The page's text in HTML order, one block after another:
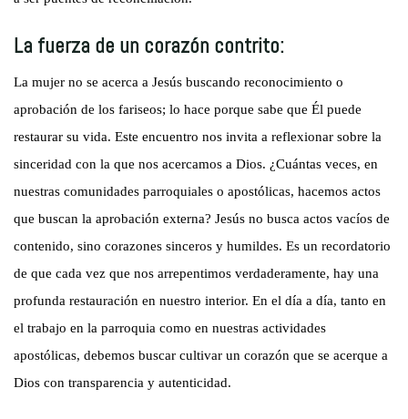
La fuerza de un corazón contrito:
La mujer no se acerca a Jesús buscando reconocimiento o
aprobación de los fariseos; lo hace porque sabe que Él puede
restaurar su vida. Este encuentro nos invita a reflexionar sobre la
sinceridad con la que nos acercamos a Dios. ¿Cuántas veces, en
nuestras comunidades parroquiales o apostólicas, hacemos actos
que buscan la aprobación externa? Jesús no busca actos vacíos de
contenido, sino corazones sinceros y humildes. Es un recordatorio
de que cada vez que nos arrepentimos verdaderamente, hay una
profunda restauración en nuestro interior. En el día a día, tanto en
el trabajo en la parroquia como en nuestras actividades
apostólicas, debemos buscar cultivar un corazón que se acerque a
Dios con transparencia y autenticidad.